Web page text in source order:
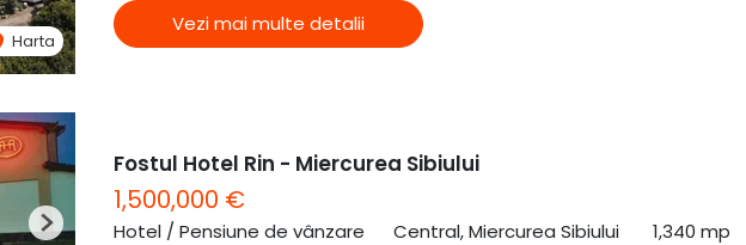
Harta
Vezi mai multe detalii
Next
Fostul Hotel Rin - Miercurea Sibiului
1,500,000 €
Hotel / Pensiune de vânzare Central, Miercurea Sibiului 1,340 mp